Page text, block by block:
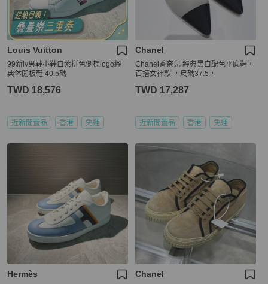
Louis Vuitton
99新lv男鞋小鞋白紫拼色側標logo經
典休閒板鞋 40.5碼
TWD 18,576
近新閒置品 香港 免運
Chanel
Chanel香奈兒 經典黑白配色平底鞋，
百搭女神款 ，尺碼37.5，
TWD 17,287
近新閒置品 香港 免運
Hermès Chanel